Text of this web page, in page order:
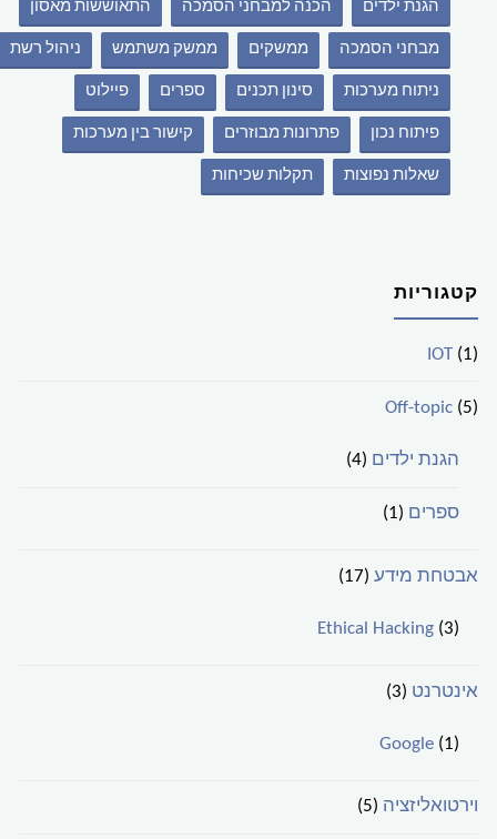
הגנת ילדים הכנה למבחני הסמכה התאוששות מאסון
מבחני הסמכה ממשקים ממשק משתמש ניהול רשת
ניתוח מערכות סינון תכנים ספרים פיילוט
פיתוח נכון פתרונות מבוזרים קישור בין מערכות
שאלות נפוצות תקלות שכיחות
קטגוריות
IOT(1)
Off-topic(5)
הגנת ילדים (4)
ספרים (1)
אבטחת מידע (17)
Ethical Hacking(3)
אינטרנט (3)
Google(1)
וירטואליזציה (5)